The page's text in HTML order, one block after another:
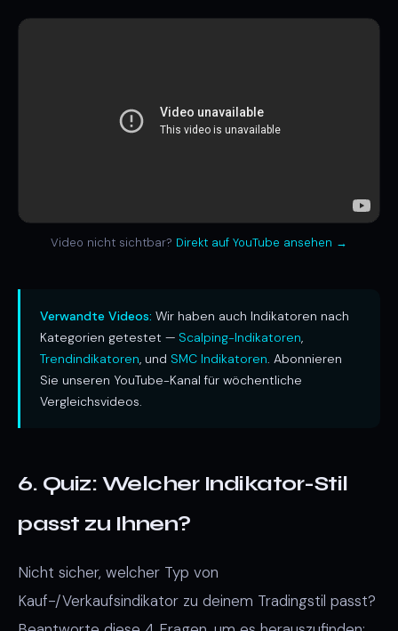
Video nicht sichtbar? Direkt auf YouTube ansehen →
Verwandte Videos: Wir haben auch Indikatoren nach
Kategorien getestet — Scalping-Indikatoren,
Trendindikatoren, und SMC Indikatoren. Abonnieren
Sie unseren YouTube-Kanal für wöchentliche
Vergleichsvideos.
6. Quiz: Welcher Indikator-Stil
passt zu Ihnen?
Nicht sicher, welcher Typ von
Kauf-/Verkaufsindikator zu deinem Tradingstil passt?